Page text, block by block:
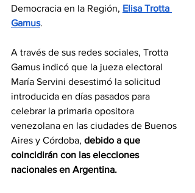
Democracia en la Región, Elisa Trotta
Gamus.
A través de sus redes sociales, Trotta
Gamus indicó que la jueza electoral
María Servini desestimó la solicitud
introducida en días pasados para
celebrar la primaria opositora
venezolana en las ciudades de Buenos
Aires y Córdoba, debido a que
coincidirán con las elecciones
nacionales en Argentina.